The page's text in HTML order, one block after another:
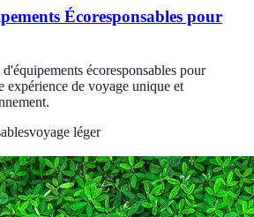
Écoresponsables pour
écoresponsables pour
expérience de voyage unique et
voyage léger